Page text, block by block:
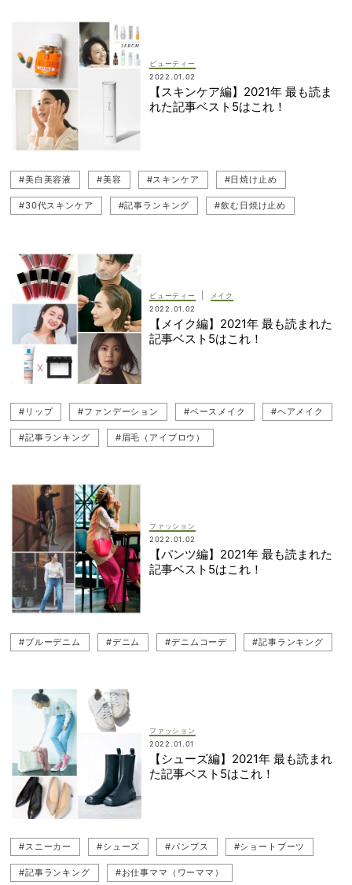
ビューティー
2022.01.02
【スキンケア編】2021年 最も読ま
れた記事ベスト5はこれ！
#美白美容液 #美容 #スキンケア #日焼け止め
#30代スキンケア #記事ランキング #飲む日焼け止め
ビューティー
メイク
2022.01.02
【メイク編】2021年 最も読まれた
記事ベスト5はこれ！
#リップ #ファンデーション #ベースメイク #ヘアメイク
#記事ランキング #眉毛（アイブロウ）
ファッション
2022.01.02
【パンツ編】2021年 最も読まれた
記事ベスト5はこれ！
#ブルーデニム #デニム #デニムコーデ #記事ランキング
ファッション
2022.01.01
【シューズ編】2021年 最も読まれ
た記事ベスト5はこれ！
#スニーカー #シューズ #パンプス #ショートブーツ
#記事ランキング #お仕事ママ（ワーママ）